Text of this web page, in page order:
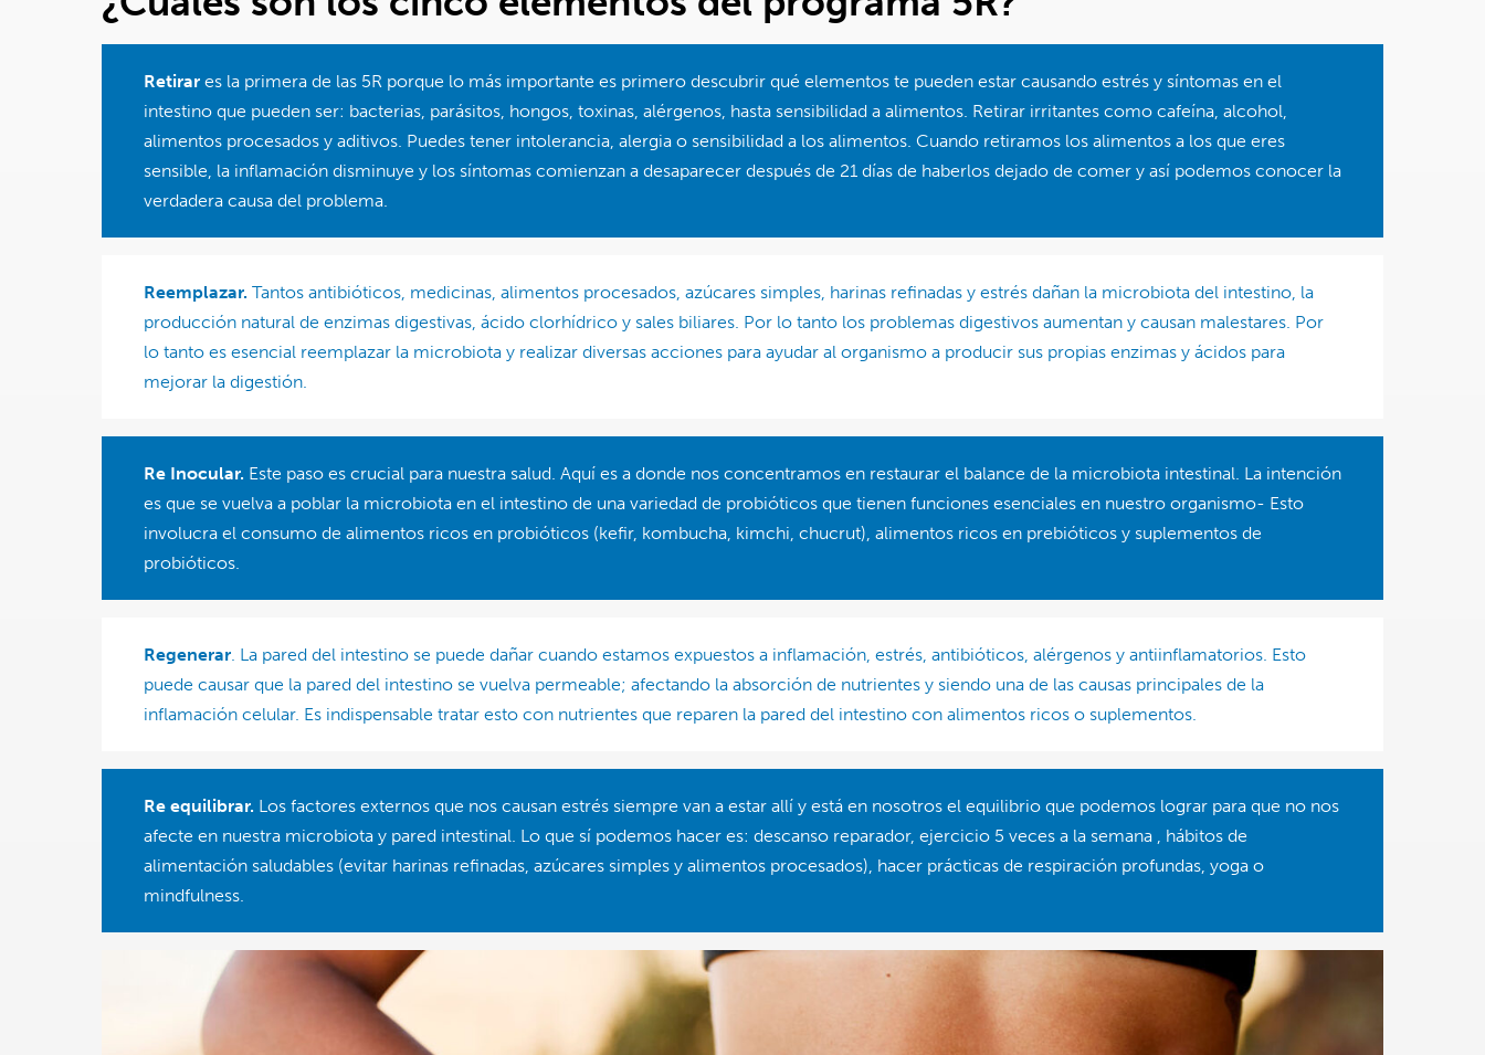
Retirar es la primera de las 5R porque lo más importante es primero descubrir qué elementos te pueden estar causando estrés y síntomas en el
intestino que pueden ser: bacterias, parásitos, hongos, toxinas, alérgenos, hasta sensibilidad a alimentos. Retirar irritantes como cafeína, alcohol,
alimentos procesados y aditivos. Puedes tener intolerancia, alergia o sensibilidad a los alimentos. Cuando retiramos los alimentos a los que eres
sensible, la inflamación disminuye y los síntomas comienzan a desaparecer después de 21 días de haberlos dejado de comer y así podemos conocer la
verdadera causa del problema.
Reemplazar. Tantos antibióticos, medicinas, alimentos procesados, azúcares simples, harinas refinadas y estrés dañan la microbiota del intestino, la
producción natural de enzimas digestivas, ácido clorhídrico y sales biliares. Por lo tanto los problemas digestivos aumentan y causan malestares. Por
lo tanto es esencial reemplazar la microbiota y realizar diversas acciones para ayudar al organismo a producir sus propias enzimas y ácidos para
mejorar la digestión.
Re Inocular. Este paso es crucial para nuestra salud. Aquí es a donde nos concentramos en restaurar el balance de la microbiota intestinal. La intención
es que se vuelva a poblar la microbiota en el intestino de una variedad de probióticos que tienen funciones esenciales en nuestro organismo- Esto
involucra el consumo de alimentos ricos en probióticos (kefir, kombucha, kimchi, chucrut), alimentos ricos en prebióticos y suplementos de
probióticos.
Regenerar. La pared del intestino se puede dañar cuando estamos expuestos a inflamación, estrés, antibióticos, alérgenos y antiinflamatorios. Esto
puede causar que la pared del intestino se vuelva permeable; afectando la absorción de nutrientes y siendo una de las causas principales de la
inflamación celular. Es indispensable tratar esto con nutrientes que reparen la pared del intestino con alimentos ricos o suplementos.
Re equilibrar. Los factores externos que nos causan estrés siempre van a estar allí y está en nosotros el equilibrio que podemos lograr para que no nos
afecte en nuestra microbiota y pared intestinal. Lo que sí podemos hacer es: descanso reparador, ejercicio 5 veces a la semana , hábitos de
alimentación saludables (evitar harinas refinadas, azúcares simples y alimentos procesados), hacer prácticas de respiración profundas, yoga o
mindfulness.